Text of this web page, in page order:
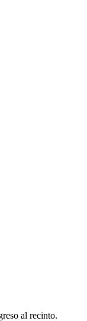
al recinto.